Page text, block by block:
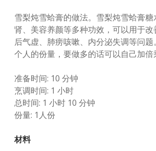
雪梨炖雪蛤膏的做法。雪梨炖雪蛤膏
肾、美容养颜等多种功效，可以用于
后气虚、肺痨咳嗽、内分泌失调等问
个人的份量，要做多的话可以自己加倍
准备时间: 10 分钟
烹调时间: 1 小时
总时间: 1 小时 10 分钟
份量: 1人份
材料